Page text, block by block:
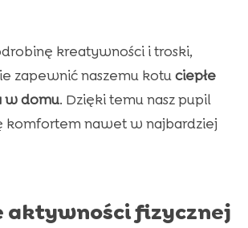
kreatywności i troski,
zapewnić naszemu kotuciepłe
w domu. Dzięki temu nasz pupil
komfortem nawet w najbardziej
aktywności fizycznej